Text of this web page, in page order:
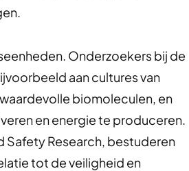
Onderzoekers bij de
aan cultures van
biomoleculen, en
en energie te produceren.
Safety Research, bestuderen
tot de veiligheid en